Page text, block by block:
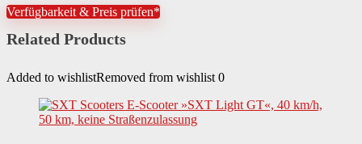
Durchmesser Räder 200 mm
Breite Trittfläche 14 cm
Höchstgeschwindigkeit 24 km/h
Anzahl Räder 2
Verfügbarkeit & Preis prüfen*
Related Products
Added to wishlistRemoved from wishlist 0